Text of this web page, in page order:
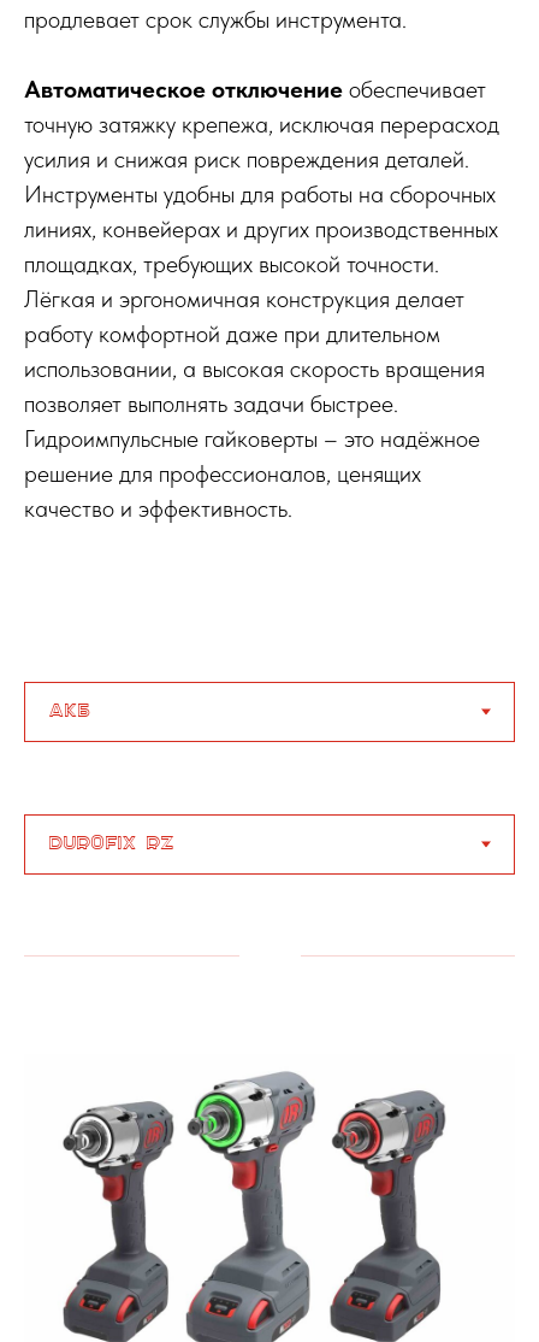
продлевает срок службы инструмента.
Автоматическое отключение обеспечивает
точную затяжку крепежа, исключая перерасход
усилия и снижая риск повреждения деталей.
Инструменты удобны для работы на сборочных
линиях, конвейерах и других производственных
площадках, требующих высокой точности.
Лёгкая и эргономичная конструкция делает
работу комфортной даже при длительном
использовании, а высокая скорость вращения
позволяет выполнять задачи быстрее.
Гидроимпульсные гайковерты – это надёжное
решение для профессионалов, ценящих
качество и эффективность.